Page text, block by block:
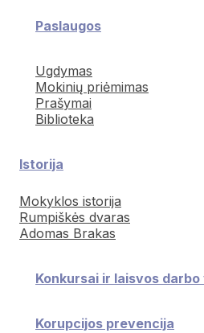
Paslaugos
Ugdymas
Mokinių priėmimas
Prašymai
Biblioteka
Istorija
Mokyklos istorija
Rumpiškės dvaras
Adomas Brakas
Konkursai ir laisvos
Korupcijos prevencija